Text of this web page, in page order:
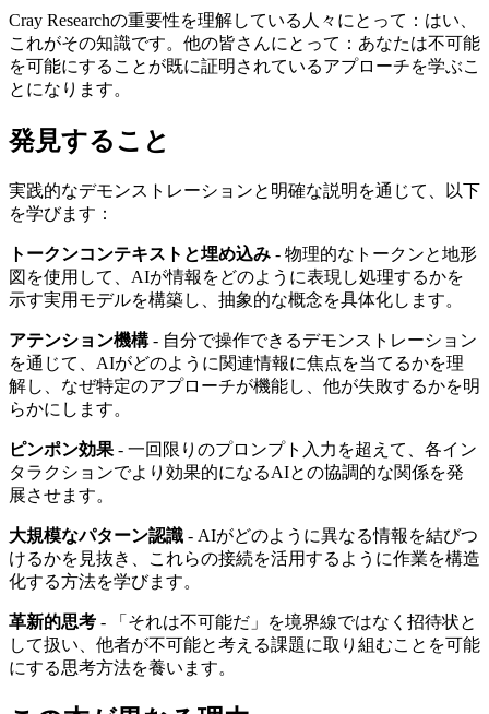
Cray Researchの重要性を理解している人々にとって：はい、
これがその知識です。他の皆さんにとって：あなたは不可能
を可能にすることが既に証明されているアプローチを学ぶこ
とになります。
発見すること
実践的なデモンストレーションと明確な説明を通じて、以下
を学びます：
トークンコンテキストと埋め込み - 物理的なトークンと地形
図を使用して、AIが情報をどのように表現し処理するかを
示す実用モデルを構築し、抽象的な概念を具体化します。
アテンション機構- 自分で操作できるデモンストレーション
を通じて、AIがどのように関連情報に焦点を当てるかを理
解し、なぜ特定のアプローチが機能し、他が失敗するかを明
らかにします。
ピンポン効果 - 一回限りのプロンプト入力を超えて、各イン
タラクションでより効果的になるAIとの協調的な関係を発
展させます。
大規模なパターン認識 - AIがどのように異なる情報を結びつ
けるかを見抜き、これらの接続を活用するように作業を構造
化する方法を学びます。
革新的思考 - 「それは不可能だ」を境界線ではなく招待状と
して扱い、他者が不可能と考える課題に取り組むことを可能
にする思考方法を養います。